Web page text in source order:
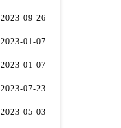
2023-09-26
2023-01-07
2023-01-07
2023-07-23
2023-05-03